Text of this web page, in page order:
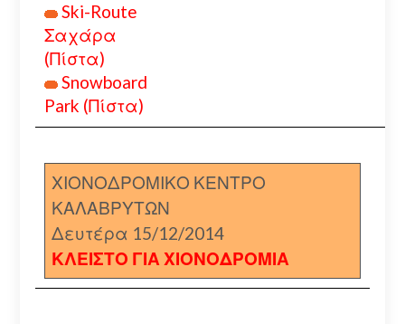
Ski-Route
Σαχάρα
(Πίστα)
Snowboard
Park (Πίστα)
ΧΙΟΝΟΔΡΟΜΙΚΟ ΚΕΝΤΡΟ
ΚΑΛΑΒΡΥΤΩΝ
Δευτέρα 15/12/2014
ΚΛΕΙΣΤΟ ΓΙΑ ΧΙΟΝΟΔΡΟΜΙΑ